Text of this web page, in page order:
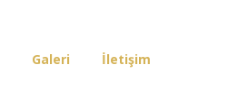
Galeri İletişim